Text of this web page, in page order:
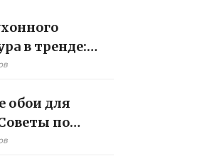
в тренде:
в 2025
обои для
по
тренды